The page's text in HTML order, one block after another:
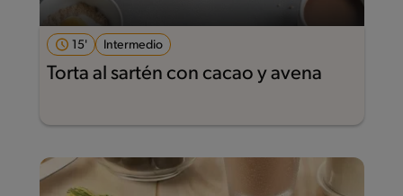
15' Intermedio
Torta al sartén con cacao y avena